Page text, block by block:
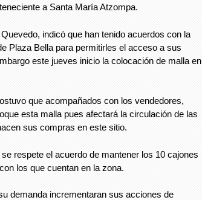
a Santa María Atzompa.
indicó que han tenido acuerdos con la
Plaza Bella para permitirles el acceso a sus
este jueves inicio la colocación de malla en
que acompañados con los vendedores,
esta malla pues afectará la circulación de las
sus compras en este sitio.
respete el acuerdo de mantener los 10 cajones
los que cuentan en la zona.
demanda incrementaran sus acciones de